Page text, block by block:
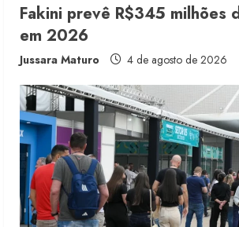
g
Fakini prevê R$345 milhões
em 2026
Jussara Maturo 4 de agosto de 2026